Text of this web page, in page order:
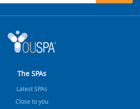
The SPAs
Latest SPAs
Close to you